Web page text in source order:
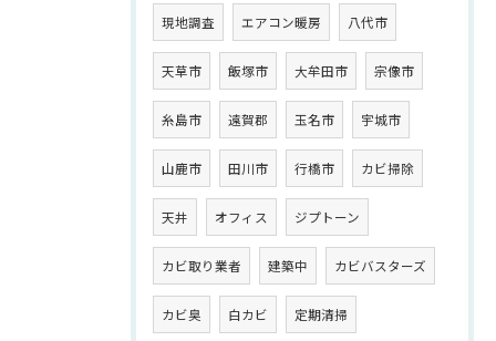
現地調査 エアコン暖房 八代市
天草市 飯塚市 大牟田市 宗像市
糸島市 遠賀郡 玉名市 宇城市
山鹿市 田川市 行橋市 カビ掃除
天井 オフィス ジプトーン
カビ取り業者 建築中 カビバスターズ
カビ臭 白カビ 定期清掃